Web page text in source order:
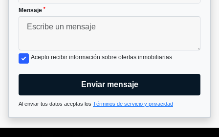
Mensaje *
Acepto recibir información sobre ofertas inmobiliarias
Enviar mensaje
Al enviar tus datos aceptas los Términos de servicio y privacidad